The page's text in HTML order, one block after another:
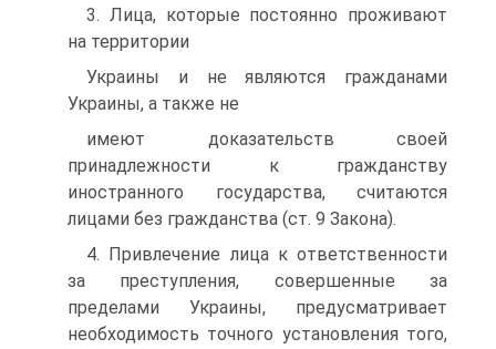
3. Лица, которые постоянно проживают
на территории
Украины и не являются гражданами
Украины, а также не
имеют доказательств своей
принадлежности к гражданству
иностранного государства, считаются
лицами без гражданства (ст. 9 Закона).
4. Привлечение лица к ответственности
за преступления, совершенные за
пределами Украины, предусматривает
необходимость точного установления того,